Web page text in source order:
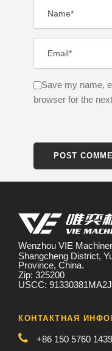
Save my name,
browser for the
Wenzhou VIE
Shangcheng District,
Province, China.
Zip: 325200
USCC:
КОНТАКТНАЯ
+86 150 5760 1439